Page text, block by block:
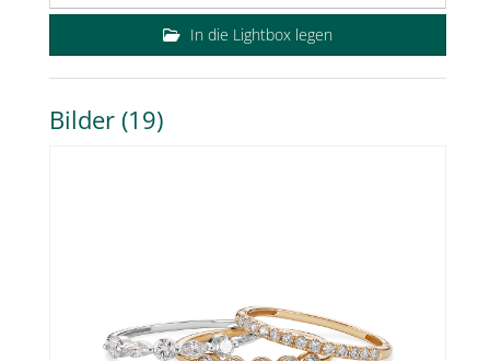
In die Lightbox legen
Bilder (19)